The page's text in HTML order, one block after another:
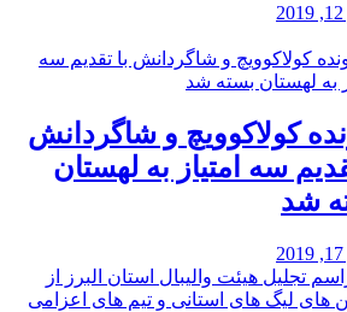
کولاکوویچ و شاگردانش
سه امتیاز به لهستان
شد